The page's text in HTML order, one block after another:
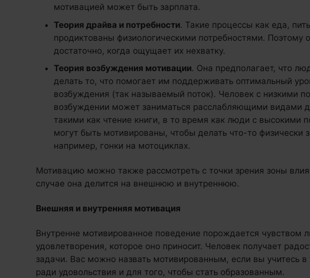
мотивацией может быть зарплата.
Теория драйва и потребности. Такие процессы как еда,
продиктованы физиологическими потребностями. Поэтому
достаточно, когда ощущает их нехватку.
Теория возбуждения мотивации. Она предполагает, что
делать то, что помогает им поддерживать оптимальный
возбуждения (так называемый поток). Человек с низкими
возбуждении может заниматься расслабляющими видами
такими как чтение книги, в то время как люди с высокими
могут быть мотивированы, чтобы делать что-то физически
например, гонки на мотоциклах.
Мотивацию можно также рассмотреть с точки зрения зоны
случае она делится на внешнюю и внутреннюю.
Внешняя и внутренняя мотивация
Внутренне мотивированное поведение порождается чувством
удовлетворения, которое оно приносит. Человек получает
задачи. Вас можно назвать мотивированным, если вы учитесь в
ради удовольствия и для того, чтобы стать образованным.